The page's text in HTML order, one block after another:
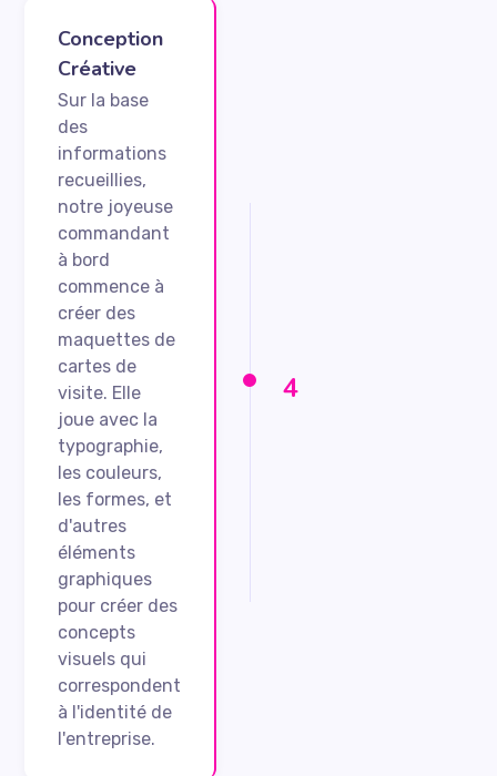
4
Conception
Créative
Sur la base
des
informations
recueillies,
notre joyeuse
commandant
à bord
commence à
créer des
maquettes de
cartes de
visite. Elle
joue avec la
typographie,
les couleurs,
les formes, et
d'autres
éléments
graphiques
pour créer des
concepts
visuels qui
correspondent
à l'identité de
l'entreprise.